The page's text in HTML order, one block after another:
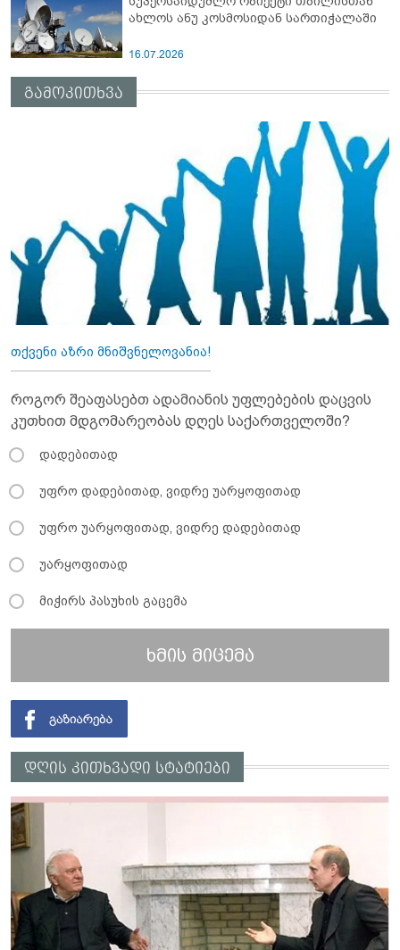
ახლოს ანუ კოსმოსიდან სართიჭალაში
16.07.2026
გამოკითხვა
თქვენი აზრი მნიშვნელოვანია!
როგორ შეაფასებთ ადამიანის უფლებების დაცვის
კუთხით მდგომარეობას დღეს საქართველოში?
დადებითად
უფრო დადებითად, ვიდრე უარყოფითად
უფრო უარყოფითად, ვიდრე დადებითად
უარყოფითად
მიჭირს პასუხის გაცემა
ხმის მიცემა
დღის კითხვადი სტატიები